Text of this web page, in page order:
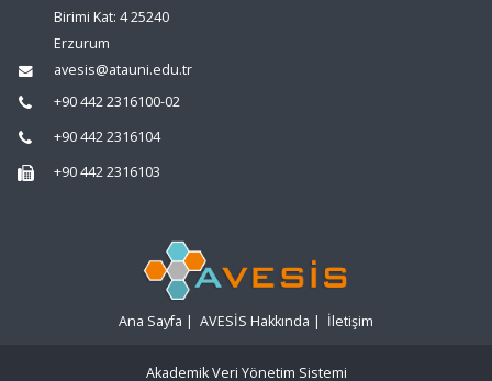
Birimi Kat: 4 25240
Erzurum
avesis@atauni.edu.tr
+90 442 2316100-02
+90 442 2316104
+90 442 2316103
Ana Sayfa | AVESİS Hakkında | İletişim
Akademik Veri Yönetim Sistemi